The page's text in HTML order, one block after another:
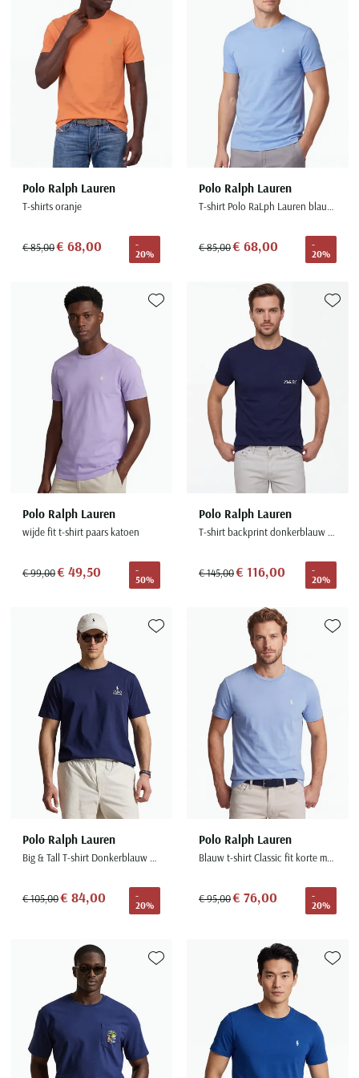
Seidensticker
Slater
State of Art
Superdry
Tenson
Thomas Maine
Tommy Hilfiger
Tramarossa
UBR
Wellington of Billmore
William Lockie
Xacus
Alle merken
Polo Ralph Lauren
T-shirts oranje
€ 85,00€ 68,00
-
20%
Polo Ralph Lauren
T-shirt Polo RaLph Lauren blauw Custom Slim Fit
€ 85,00€ 68,00
-
20%
Polo Ralph Lauren
wijde fit t-shirt paars katoen
€ 99,00€ 49,50
-
50%
Toevoegen aan favorieten
Polo Ralph Lauren
T-shirt backprint donkerblauw Custom Slim Fit
€ 145,00€ 116,00
-
20%
Polo Ralph Lauren
Big & Tall T-shirt Donkerblauw Wijde Fit
€ 105,00€ 84,00
-
20%
Toevoegen aan favorieten
Polo Ralph Lauren
Blauw t-shirt Classic fit korte mouw
€ 95,00€ 76,00
-
20%
Toevoegen aan favorieten